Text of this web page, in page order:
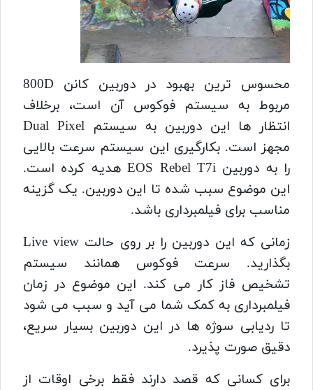
محسوس ترین بهبود در دوربین کانن 800D
مربوط به سیستم فوکوس آن است، برخلاف
انتظار ها این دوربین به سیستم Dual Pixel
مجهز است. بکارگیری این سیستم سرعت بالایی
را به دوربین EOS Rebel T7i هدیه کرده است.
این موضوع سبب شده تا این دوربین. یک گزینه
مناسب برای فیلمبرداری باشد.
زمانی که این دوربین را بر روی حالت Live view
بگذارید. سرعت فوکوس همانند سیستم
تشخیص فاز کار می کند. این موضوع در زمان
فیلمبرداری به کمک شما می آید و سبب می شود
تا ردیابی سوژه ها در این دوربین بسیار سریع،
دقیق صورت پذیرد.
برای کسانی که قصد دارند فقط برخی اوقات از